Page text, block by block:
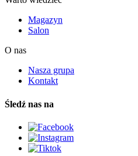
Magazyn
Salon
O nas
Nasza grupa
Kontakt
Śledź nas na